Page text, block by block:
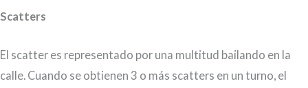
Scatters
El scatter es representado por una multitud bailando en la
calle. Cuando se obtienen 3 o más scatters en un turno, el